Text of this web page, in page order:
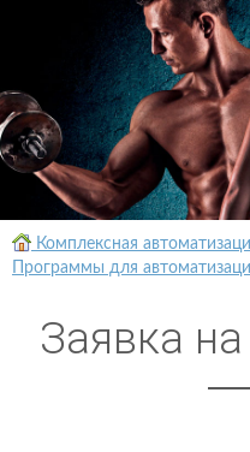
Комплексная
Программы для
Заявка